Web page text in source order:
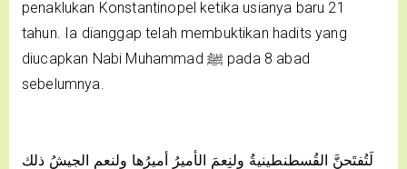
penaklukan Konstantinopel ketika usianya baru 21
tahun. Ia dianggap telah membuktikan hadits yang
diucapkan Nabi Muhammad ﷺ pada 8 abad
sebelumnya.
لَتُفتَحنَّ القُسطنطينيةُ ولنِعمَ الأميرُ أميرُها ولنعم الجيشُ ذلك